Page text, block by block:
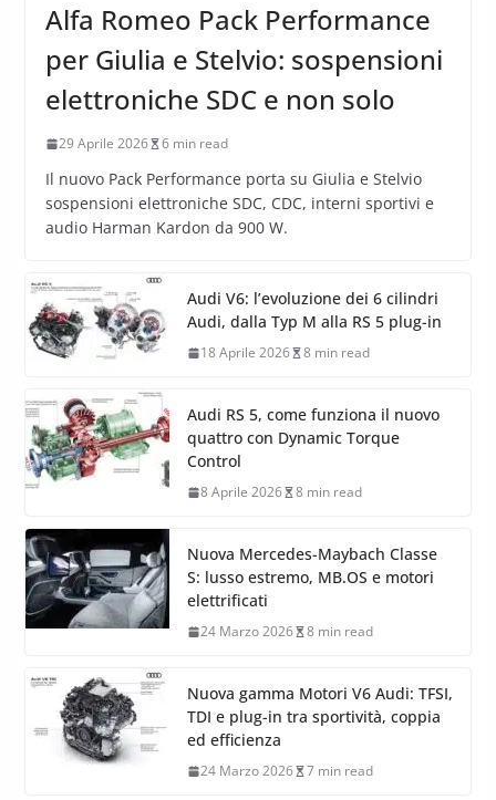
Alfa Romeo Pack Performance
per Giulia e Stelvio: sospensioni
elettroniche SDC e non solo
29 Aprile 2026 6 min read
Il nuovo Pack Performance porta su Giulia e Stelvio
sospensioni elettroniche SDC, CDC, interni sportivi e
audio Harman Kardon da 900 W.
Audi V6: l’evoluzione dei 6 cilindri
Audi, dalla Typ M alla RS 5 plug-in
18 Aprile 2026 8 min read
Audi RS 5, come funziona il nuovo
quattro con Dynamic Torque
Control
8 Aprile 2026 8 min read
Nuova Mercedes-Maybach Classe
S: lusso estremo, MB.OS e motori
elettrificati
24 Marzo 2026 8 min read
Nuova gamma Motori V6 Audi: TFSI,
TDI e plug-in tra sportività, coppia
ed efficienza
24 Marzo 2026 7 min read